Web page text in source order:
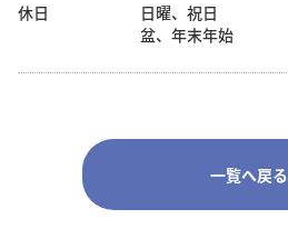
休日
日曜、祝日
盆、年末年始
一覧へ戻る